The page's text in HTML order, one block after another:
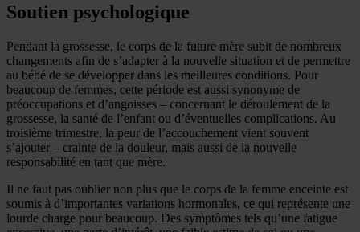
Soutien psychologique
Pendant la grossesse, le corps de la future mère subit de nombreux
changements afin de s’adapter à la nouvelle situation et de permettre
au bébé de se développer dans les meilleures conditions. Pour
beaucoup de femmes, cette période est aussi synonyme de
préoccupations et d’angoisses – concernant le déroulement de la
grossesse, la santé de l’enfant ou d’éventuelles complications. Au
troisième trimestre, la peur de l’accouchement vient souvent
s’ajouter – crainte de la douleur, mais aussi de la nouvelle
responsabilité en tant que mère.
Il ne faut pas oublier non plus que le corps de la femme enceinte est
soumis à d’importantes variations hormonales, ce qui représente une
lourde charge pour beaucoup. Des symptômes tels qu’une fatigue